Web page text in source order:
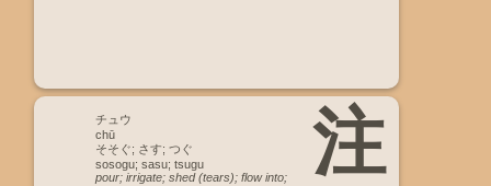
注
チュウ
chū
そそぐ; さす; つぐ
sosogu; sasu; tsugu
pour; irrigate; shed (tears); flow into;